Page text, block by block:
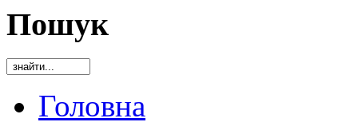
Пошук
Головна